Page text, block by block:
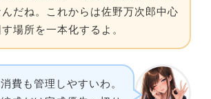
だね。これからは佐野万次郎中心
場所を一本化するよ。
費も管理しやすいわ。